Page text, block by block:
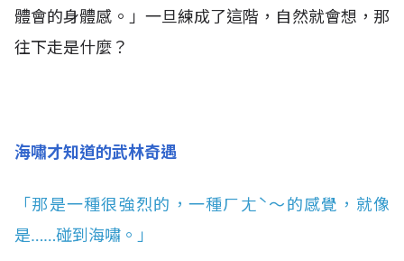
體會的身體感。」一旦練成了這階，自然就會想，那
往下走是什麼？
海嘯才知道的武林奇遇
「那是一種很強烈的，一種ㄏㄤˋ～的感覺，就像
是……碰到海嘯。」